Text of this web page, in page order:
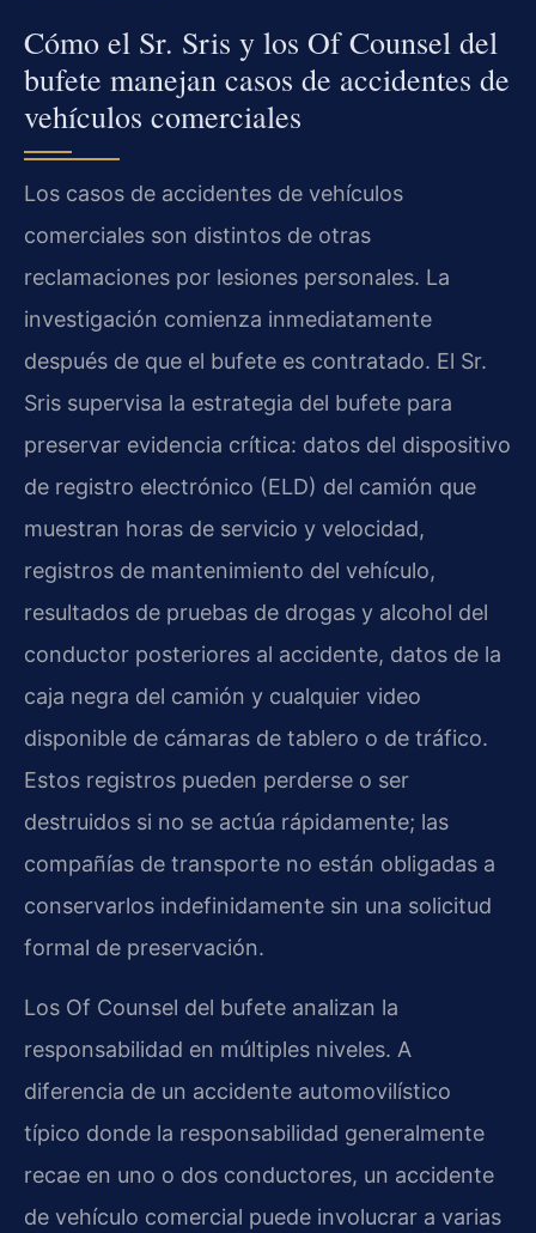
Cómo el Sr. Sris y los Of Counsel del
bufete manejan casos de accidentes de
vehículos comerciales
Los casos de accidentes de vehículos
comerciales son distintos de otras
reclamaciones por lesiones personales. La
investigación comienza inmediatamente
después de que el bufete es contratado. El Sr.
Sris supervisa la estrategia del bufete para
preservar evidencia crítica: datos del dispositivo
de registro electrónico (ELD) del camión que
muestran horas de servicio y velocidad,
registros de mantenimiento del vehículo,
resultados de pruebas de drogas y alcohol del
conductor posteriores al accidente, datos de la
caja negra del camión y cualquier video
disponible de cámaras de tablero o de tráfico.
Estos registros pueden perderse o ser
destruidos si no se actúa rápidamente; las
compañías de transporte no están obligadas a
conservarlos indefinidamente sin una solicitud
formal de preservación.
Los Of Counsel del bufete analizan la
responsabilidad en múltiples niveles. A
diferencia de un accidente automovilístico
típico donde la responsabilidad generalmente
recae en uno o dos conductores, un accidente
de vehículo comercial puede involucrar a varias